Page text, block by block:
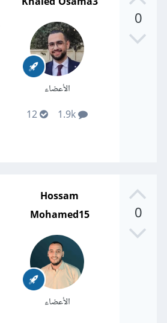
0
الأعضاء
0
Hossam
Mohamed15
الأعضاء